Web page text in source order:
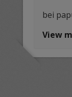
bei
View